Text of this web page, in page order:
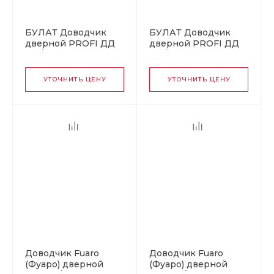
БУЛАТ Доводчик
дверной PROFI ДД
черный (10)
УТОЧНИТЬ ЦЕНУ
БУЛАТ Доводчик
дверной PROFI ДД
черный (10)
УТОЧНИТЬ ЦЕНУ
Доводчик Fuaro
(Фуаро) дверной
Доводчик Fuaro
(Фуаро) дверной